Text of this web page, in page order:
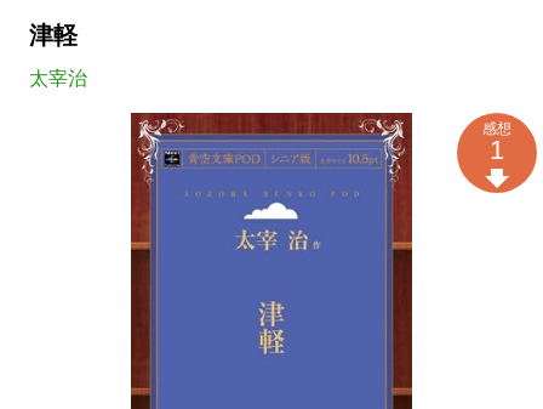
津軽
太宰治
感想
1